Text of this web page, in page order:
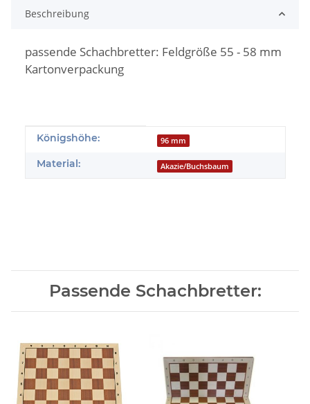
Beschreibung
passende Schachbretter: Feldgröße 55 - 58 mm
Kartonverpackung
Produkteigenschaft
Wert
Königshöhe: 96 mm
Material: Akazie/Buchsbaum
Passende Schachbretter: